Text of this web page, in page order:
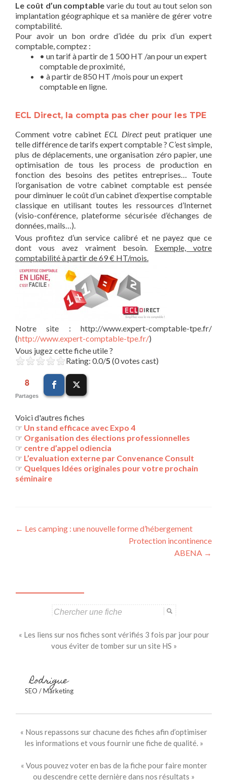
Le coût d’un comptable varie du tout au tout selon son
implantation géographique et sa manière de gérer votre
comptabilité.
Pour avoir un bon ordre d’idée du prix d’un expert
comptable, comptez :
• un tarif à partir de 1 500 HT /an pour un expert
comptable de proximité,
• à partir de 850 HT /mois pour un expert
comptable en ligne.
ECL Direct, la compta pas cher pour les TPE
Comment votre cabinet ECL Directpeut pratiquer une
telle différence de tarifs expert comptable ? C’est simple,
plus de déplacements, une organisation zéro papier, une
optimisation de tous les process de production en
fonction des besoins des petites entreprises… Toute
l’organisation de votre cabinet comptable est pensée
pour diminuer le coût d’un cabinet d’expertise comptable
classique en utilisant toutes les ressources d’Internet
(visio-conférence, plateforme sécurisée d’échanges de
données, mails…).
Vous profitez d’un service calibré et ne payez que ce
dont vous avez vraiment besoin. Exemple, votre
comptabilité à partir de 69 € HT/mois.
Notre site : http://www.expert-comptable-tpe.fr/
(http://www.expert-comptable-tpe.fr/)
Vous jugez cette fiche utile ?
Rating: 0.0/5 (0 votes cast)
8
Partages
Voici d'autres fiches
☞ Un stand efficace avec Expo 4
☞ Organisation des élections professionnelles
☞ centre d’appel odiencia
☞ L’evaluation externe par Convenance Consult
☞ Quelques Idées originales pour votre prochain
séminaire
Navigation
← Les camping : une nouvelle forme d’hébergement
Protection incontinence
ABENA →
« Les liens sur nos fiches sont vérifiés 3 fois par jour pour
vous éviter de tomber sur un site HS »
Rodrigue
SEO / Marketing
« Nous repassons sur chacune des fiches afin d’optimiser
les informations et vous fournir une fiche de qualité. »
« Vous pouvez voter en bas de la fiche pour faire monter
ou descendre cette dernière dans nos résultats »